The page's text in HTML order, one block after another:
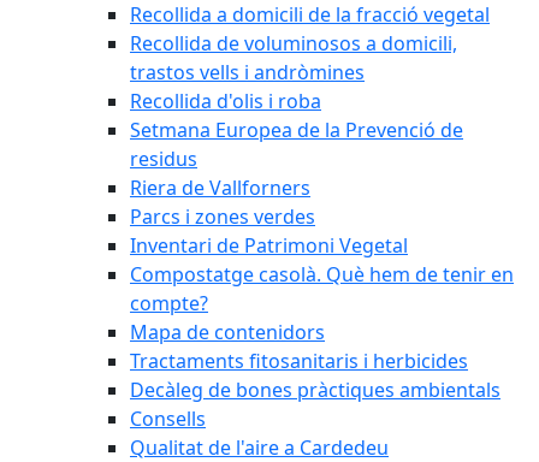
Recollida a domicili de la fracció vegetal
Recollida de voluminosos a domicili,
trastos vells i andròmines
Recollida d'olis i roba
Setmana Europea de la Prevenció de
residus
Riera de Vallforners
Parcs i zones verdes
Inventari de Patrimoni Vegetal
Compostatge casolà. Què hem de tenir en
compte?
Mapa de contenidors
Tractaments fitosanitaris i herbicides
Decàleg de bones pràctiques ambientals
Consells
Qualitat de l'aire a Cardedeu